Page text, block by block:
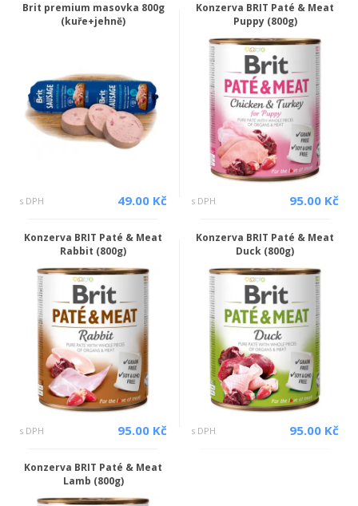
Brit premium masovka 800g
(kuře+jehně)
s DPH 49.00 Kč
Konzerva BRIT Paté & Meat
Puppy (800g)
s DPH 95.00 Kč
Konzerva BRIT Paté & Meat
Rabbit (800g)
s DPH 95.00 Kč
Konzerva BRIT Paté & Meat
Duck (800g)
s DPH 95.00 Kč
Konzerva BRIT Paté & Meat
Lamb (800g)